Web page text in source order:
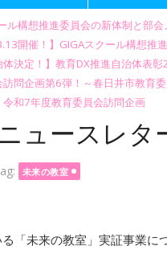
ル構想推進委員会の新体制と部
開催！】GIGAスクール構想推
体決定！】教育DX推進自治体表
訪問企画第6弾！～春日井市教育
令和7年度教育委員会訪問企画
ュースレ
未来の教室
「未来の教室」実証事業